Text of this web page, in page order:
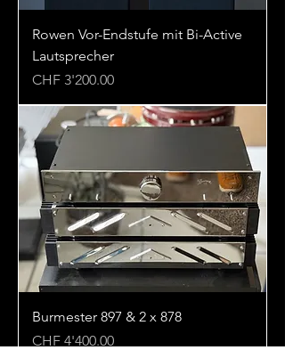
Rowen Vor-Endstufe mit Bi-Active
Lautsprecher
Preis
CHF 3'200.00
Burmester 897 & 2 x 878
Preis
CHF 4'400.00